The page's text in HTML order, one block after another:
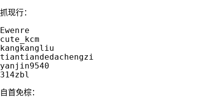
抓现行：
Ewenre
cute_kcm
kangkangliu
tiantiandedachengzi
yanjin9540
314zbl
自首免棕：